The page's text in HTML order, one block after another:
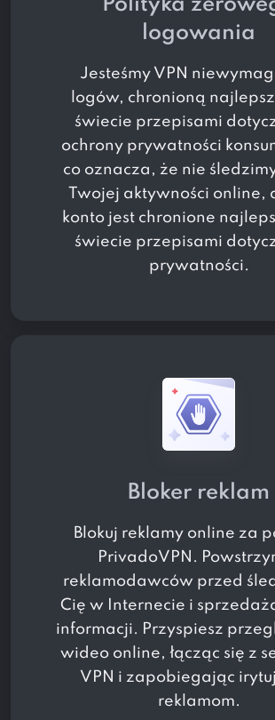
Polityka
logowania
Jesteśmy VPN
logów, chronioną
świecie przepisami
ochrony prywatności
co oznacza, że ​​nie
Twojej aktywności online,
konto jest chronione
świecie przepisami
prywatności.
Bloker reklam
Blokuj reklamy online za
PrivadoVPN.
reklamodawców przed
Cię w Internecie i
informacji. Przyspiesz
wideo online, łącząc się z
VPN i zapobiegając
reklamom.